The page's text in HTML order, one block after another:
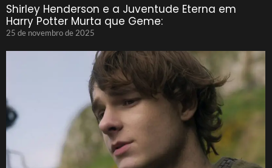
Shirley Henderson e a Juventude Eterna em
Harry Potter Murta que Geme:
25 de novembro de 2025